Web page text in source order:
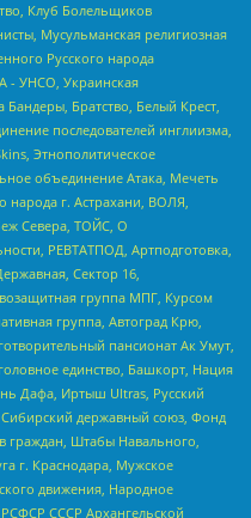
Клуб Болельщиков
Мусульманская религиозная
Русского народа
- УНСО, Украинская
Бандеры, Братство, Белый Крест,
последователей инглиизма,
Этнополитическое
объединение Атака, Мечеть
г. Астрахани, ВОЛЯ,
Севера, ТОЙС, О
РЕВТАТПОД, Артподготовка,
Сектор 16,
группа МПГ, Курсом
группа, Автоград Крю,
пансионат Ак Умут,
единство, Башкорт, Нация
Дафа, Иртыш Ultras, Русский
державный союз, Фонд
граждан, Штабы Навального,
г. Краснодара, Мужское
движения, Народное
СССР Архангельской